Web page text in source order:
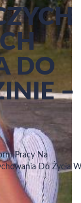
DO
–
Pracy Na
Do Życia